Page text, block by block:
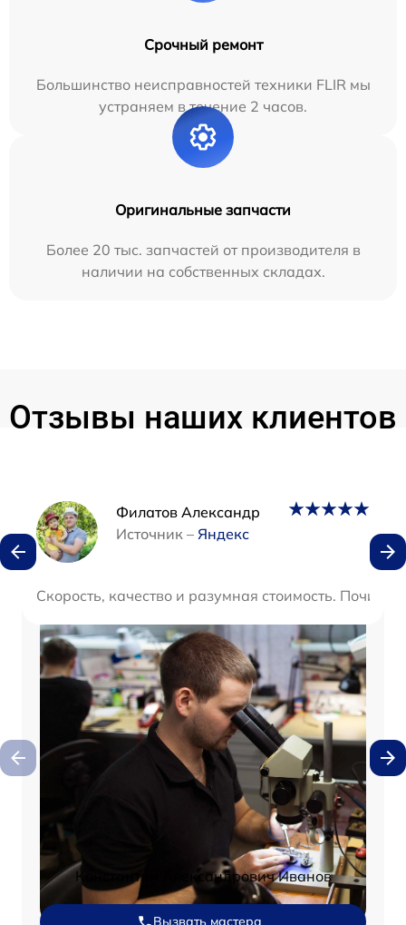
Срочный ремонт
Большинство неисправностей техники FLIR мы
устраняем в течение 2 часов.
Оригинальные запчасти
Более 20 тыс. запчастей от производителя в
наличии на собственных складах.
Отзывы наших клиентов
Филатов Александр
Источник – Яндекс
Скорость, качество и разумная стоимость.
Наши мастера
Константин Александрович Иванов
Вызвать мастера